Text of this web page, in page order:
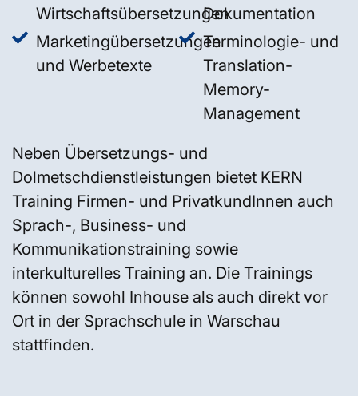
Wirtschaftsübersetzungen
Marketingübersetzungen
und Werbetexte
Dokumentation
Terminologie- und
Translation-
Memory-
Management
Neben Übersetzungs- und
Dolmetschdienstleistungen bietet KERN
Training Firmen- und PrivatkundInnen auch
Sprach-, Business- und
Kommunikationstraining sowie
interkulturelles Training an. Die Trainings
können sowohl Inhouse als auch direkt vor
Ort in der Sprachschule in Warschau
stattfinden.